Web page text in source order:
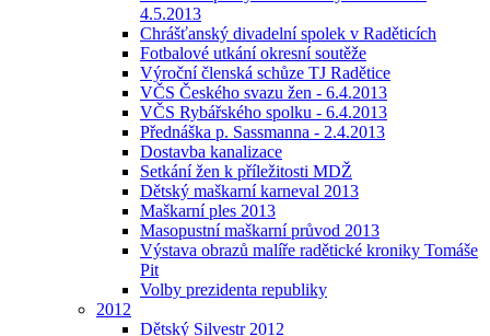
4.5.2013
Chrášťanský divadelní spolek v Raděticích
Fotbalové utkání okresní soutěže
Výroční členská schůze TJ Radětice
VČS Českého svazu žen - 6.4.2013
VČS Rybářského spolku - 6.4.2013
Přednáška p. Sassmanna - 2.4.2013
Dostavba kanalizace
Setkání žen k příležitosti MDŽ
Dětský maškarní karneval 2013
Maškarní ples 2013
Masopustní maškarní průvod 2013
Výstava obrazů malíře radětické kroniky Tomáše
Pit
Volby prezidenta republiky
2012
Dětský Silvestr 2012